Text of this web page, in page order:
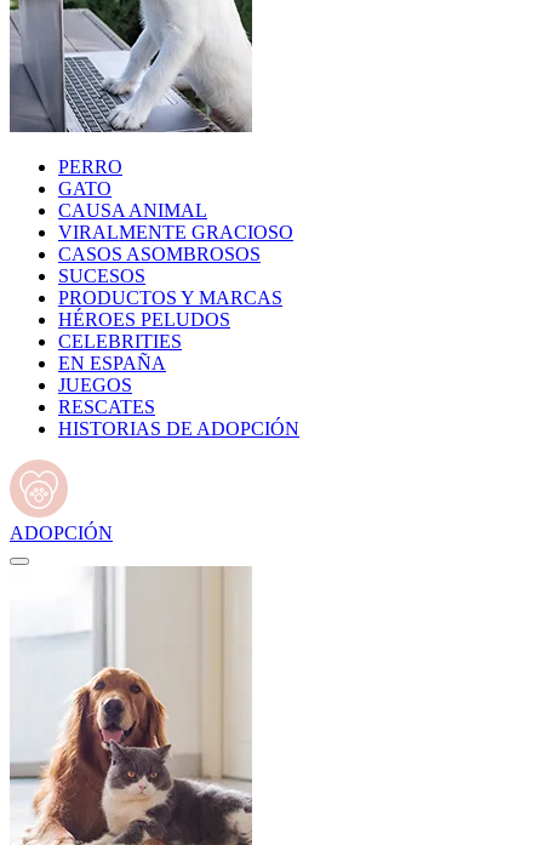
PERRO
GATO
CAUSA ANIMAL
VIRALMENTE GRACIOSO
CASOS ASOMBROSOS
SUCESOS
PRODUCTOS Y MARCAS
HÉROES PELUDOS
CELEBRITIES
EN ESPAÑA
JUEGOS
RESCATES
HISTORIAS DE ADOPCIÓN
ADOPCIÓN